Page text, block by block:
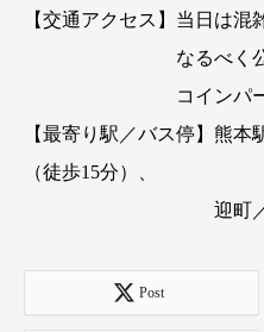
【交通アクセス】当日は混
なるべく公共交
コインパーキング
【最寄り駅／バス停】熊
（徒歩15分）、
迎町／迎宝町バ
Post